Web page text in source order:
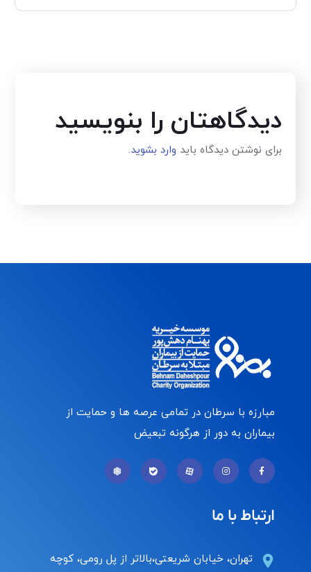
دیدگاهتان را بنویسید
برای نوشتن دیدگاه باید وارد بشوید.
مبارزه با سرطان در تمامی عرصه ها و حمایت از
بیماران به دور از هرگونه تبعیض
ارتباط با ما
تهران، خیابان شریعتی،بالاتر از پل رومی، کوچه